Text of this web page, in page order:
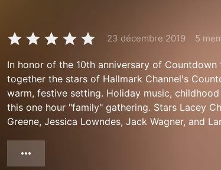
23 décembre 2019 5
In honor of the 10th anniversary of
together the stars of Hallmark Channel's
warm, festive setting. Holiday music,
this one hour "family" gathering. Stars Lacey
Greene, Jessica Lowndes, Jack Wagner, and